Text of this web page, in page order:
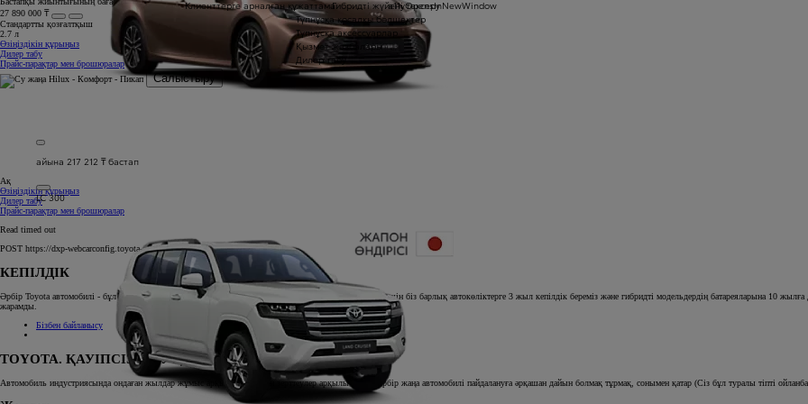
айына 217 212 ₸ бастап
LC 300
Клиенттерге арналған құжаттама
a11yOpensInNewWindow
Гибридті жүйені тексеру
Түпнұсқа қосалқы бөлшектер
Түпнұсқа аксессуарлар
Қызмет жазбалары
Дилер табу
27 890 000 ₸
Стандартты қозғалтқыш
2.7 л
Өзіңіздікін құрыңыз
Дилер табу
Прайс-парақтар мен брошюралар
Салыстыру
Ақ
Өзіңіздікін құрыңыз
Дилер табу
Прайс-парақтар мен брошюралар
Read timed out
POST https://dxp-webcarconfig.toyota-europe.com/v1/compare-v2/kz/kk
КЕПІЛДІК
Әрбір Toyota автомобилі - бұл ерекше сапа, беріктік және сенімділік. Клиенттеріміздің жайлылығы үшін біз барлық автокөліктерге 3 жыл кепілдік береміз және гибридті модельдердің батареяларына 10 жылға
жарамды.
Бізбен байланысу
TOYOTA. ҚАУІПСІЗДІК УӘДЕСІ
Автомобиль индустриясында ондаған жылдар жұмыс арқылы, көптеген зерттеулер арқылы Toyota әрбір жаңа автомобилі пайдалануға әрқашан дайын болмақ тұрмақ, сонымен қатар (Сіз бұл туралы тіпті